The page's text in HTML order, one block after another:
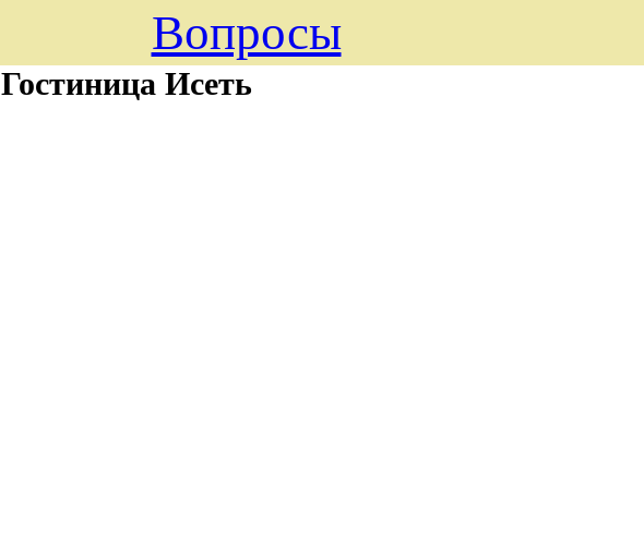
Вопросы
Гостиница Исеть